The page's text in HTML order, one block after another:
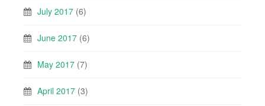
July 2017 (6)
June 2017 (6)
May 2017 (7)
April 2017 (3)